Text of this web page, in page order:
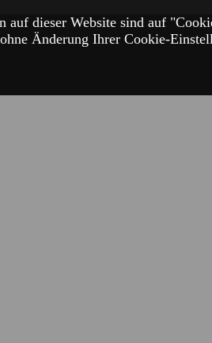
auf dieser Website sind auf
Änderung Ihrer Cookie-